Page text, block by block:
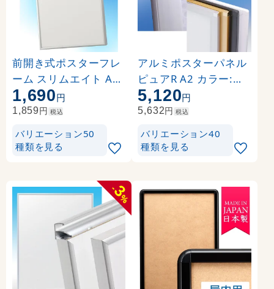
前開き式ポスターフレ
ーム スリムエイト A2
シルバー
1,690円
1,859円 税込
バリエーション50
種類を見る
アルミポスターパネル
ピュアR A2 カラー:シ
ルバー (58330A2S)
5,120円
5,632円 税込
バリエーション40
種類を見る
-
3
%